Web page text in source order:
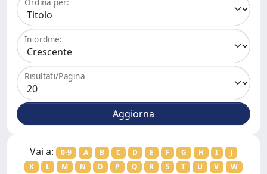
Ordina per:
In ordine:
Risultati/Pagina
Vai a: 0-9 A B C D E F G H I
J
K
L M N O P Q R S T U V
W